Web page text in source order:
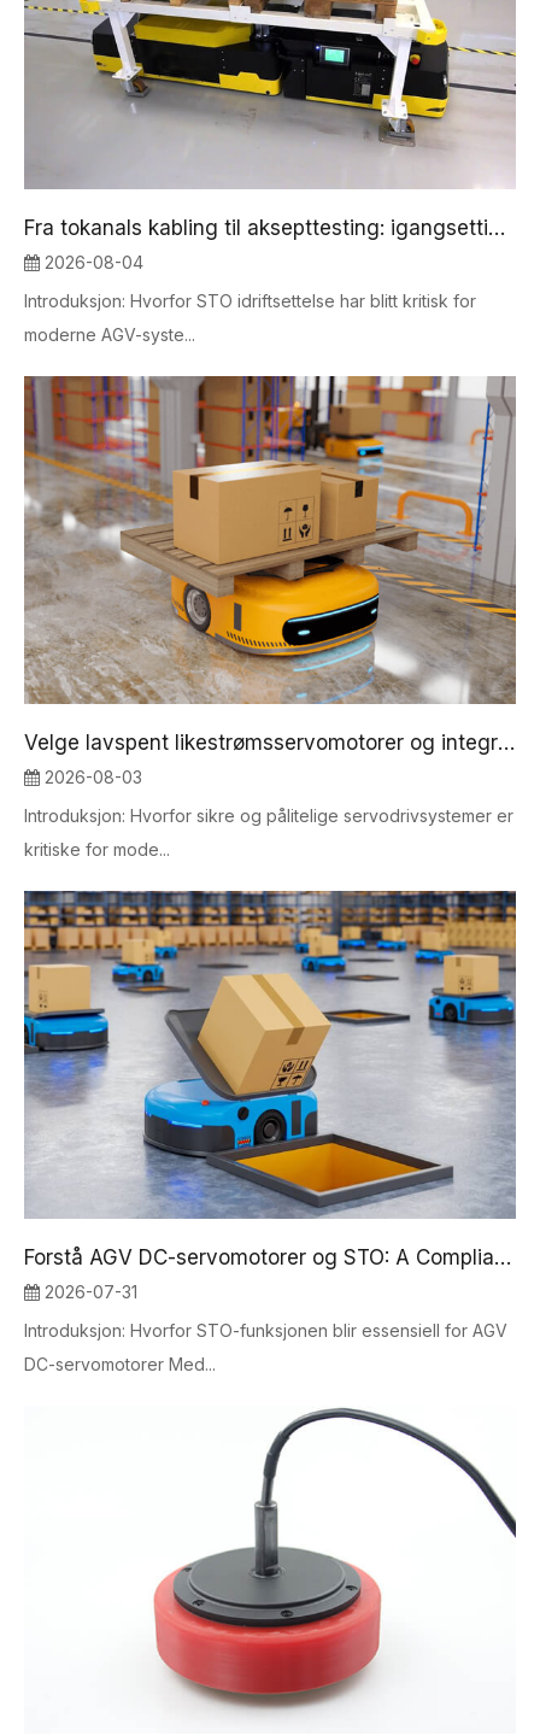
Fra tokanals kabling til aksepttesting: igangsetting og validering av AGV Servo STO-systemer
2026-08-04
Introduksjon: Hvorfor STO idriftsettelse har blitt kritisk for
moderne AGV-syste...
Velge lavspent likestrømsservomotorer og integrering av tokanals STO for AGV Power Systems
2026-08-03
Introduksjon: Hvorfor sikre og pålitelige servodrivsystemer er
kritiske for mode...
Forstå AGV DC-servomotorer og STO: A Compliance Guide to Mobile Robot Safety
2026-07-31
Introduksjon: Hvorfor STO-funksjonen blir essensiell for AGV
DC-servomotorer Med...